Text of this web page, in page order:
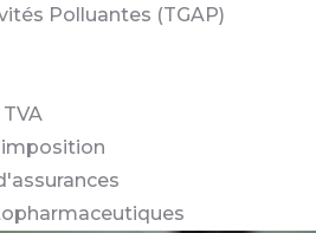
Polluantes (TGAP)